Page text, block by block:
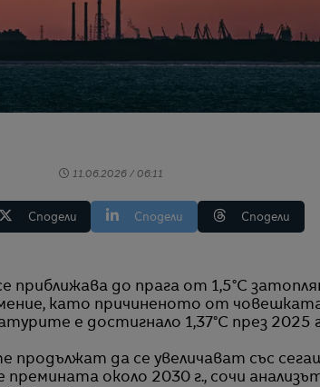
11.06.2026 / 06:11
Сподели Сподели Сподели
като причиненото от
е достигнало 1,37°C през 2025
продължат да се увеличават със
премината около 2030 г., сочи